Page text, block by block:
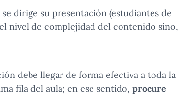
dirige su presentación (estudiantes de
nivel de complejidad del contenido sino,
debe llegar de forma efectiva a toda la
fila del aula; en ese sentido, procure